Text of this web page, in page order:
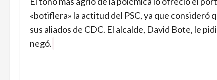
«botiflera» la actitud del PSC, ya que consideró
sus aliados de CDC. El alcalde, David Bote, le
negó.